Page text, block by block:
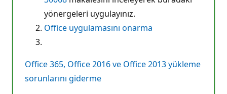
yönergeleri uygulayınız.
Office uygulamasını onarma
Office 365, Office 2016 ve Office 2013 yükleme
sorunlarını giderme